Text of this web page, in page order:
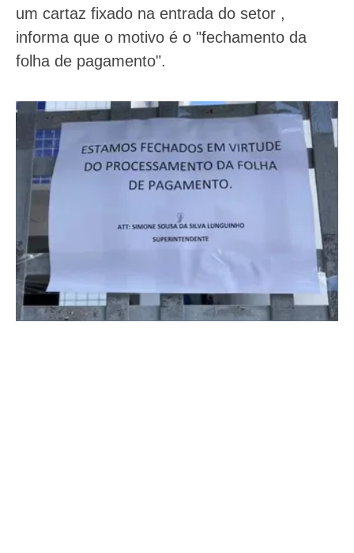
um cartaz fixado na entrada do setor ,
informa que o motivo é o "fechamento da
folha de pagamento".